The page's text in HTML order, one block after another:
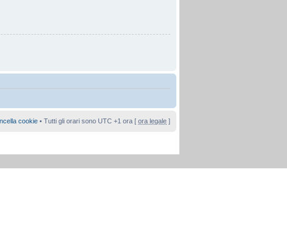
cookie • Tutti gli orari sono UTC +1 ora [ ora legale ]